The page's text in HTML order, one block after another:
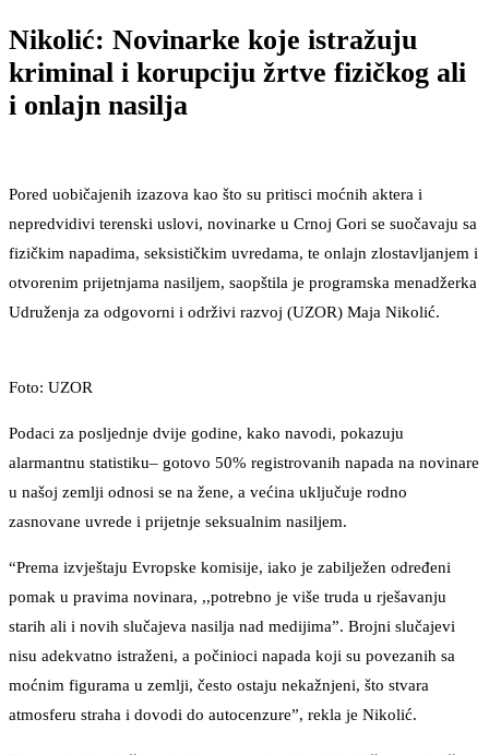
Nikolić: Novinarke koje istražuju
kriminal i korupciju žrtve fizičkog ali
i onlajn nasilja
Pored uobičajenih izazova kao što su pritisci moćnih aktera i
nepredvidivi terenski uslovi, novinarke u Crnoj Gori se suočavaju sa
fizičkim napadima, seksističkim uvredama, te onlajn zlostavljanjem i
otvorenim prijetnjama nasiljem, saopštila je programska menadžerka
Udruženja za odgovorni i održivi razvoj (UZOR) Maja Nikolić.
Foto: UZOR
Podaci za posljednje dvije godine, kako navodi, pokazuju
alarmantnu statistiku– gotovo 50% registrovanih napada na novinare
u našoj zemlji odnosi se na žene, a većina uključuje rodno
zasnovane uvrede i prijetnje seksualnim nasiljem.
“Prema izvještaju Evropske komisije, iako je zabilježen određeni
pomak u pravima novinara, ,,potrebno je više truda u rješavanju
starih ali i novih slučajeva nasilja nad medijima”. Brojni slučajevi
nisu adekvatno istraženi, a počinioci napada koji su povezanih sa
moćnim figurama u zemlji, često ostaju nekažnjeni, što stvara
atmosferu straha i dovodi do autocenzure”, rekla je Nikolić.